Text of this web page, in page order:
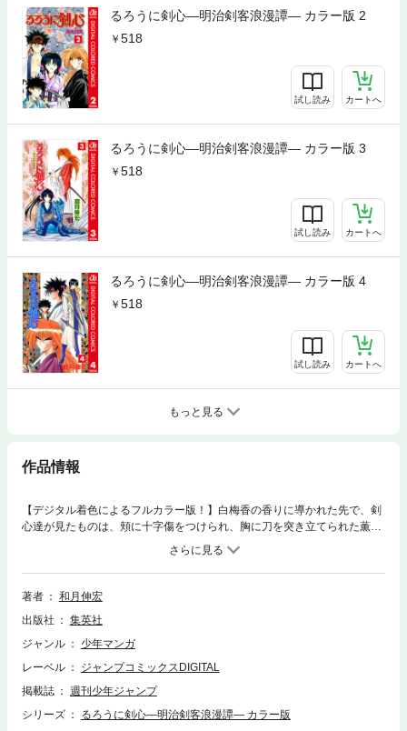
るろうに剣心―明治剣客浪漫譚― カラー版 2
518
試し読み カートへ
るろうに剣心―明治剣客浪漫譚― カラー版 3
518
試し読み カートへ
るろうに剣心―明治剣客浪漫譚― カラー版 4
518
試し読み カートへ
もっと見る
作品情報
【デジタル着色によるフルカラー版！】白梅香の香りに導かれた先で、剣
心達が見たものは、頬に十字傷をつけられ、胸に刀を突き立てられた薫の
無残な姿だった。またしても大切な人を守りきれなかった自責の念で、剣
心は「落人群」にその身をおとす…。
著者
和月伸宏
出版社
集英社
ジャンル
少年マンガ
レーベル
ジャンプコミックスDIGITAL
掲載誌
週刊少年ジャンプ
シリーズ
るろうに剣心―明治剣客浪漫譚― カラー版